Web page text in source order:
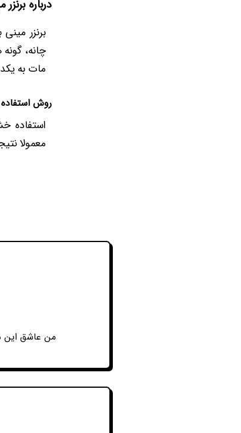
درباره
برنزر
چانه،
مات به
روش استفاده
استفاده
معمولا
من عاشق این